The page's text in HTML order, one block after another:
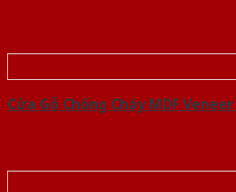
Cửa Gỗ Chống Cháy MDF